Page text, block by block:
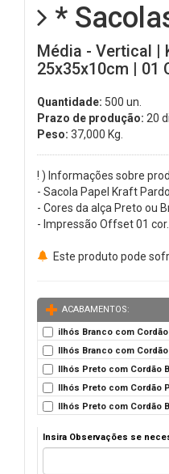
*
Média - Vertical |
25x35x10cm | 01
Quantidade: 500 un.
Prazo de produção: 20
Peso: 37,000 Kg.
! ) Informações sobre
- Sacola Papel Kraft
- Cores da alça Preto ou
- Impressão Offset 01 cor.
Este produto pode
ACABAMENTOS:
ilhós Branco com Cordão
Ilhós Branco com
Ilhós Preto com Cordão
Ilhós Preto com Cordão
Ilhós Preto com Cordão
Insira Observações se